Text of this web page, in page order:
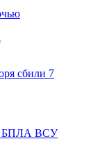
сбили 7
БПЛА ВСУ